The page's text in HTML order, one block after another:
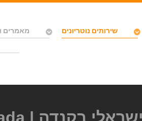
מאמרים
שירותים נוטריונים